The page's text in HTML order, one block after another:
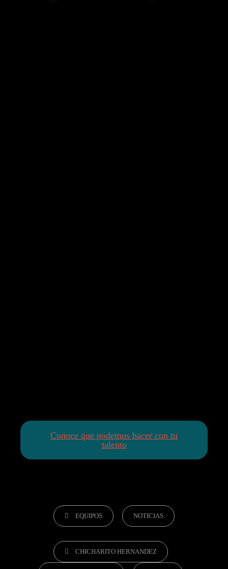
Conoce que podemos hacer con tu
talento
EQUIPOS NOTICIAS
CHICHARITO HERNANDEZ